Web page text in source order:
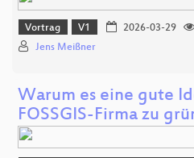
Vortrag V1 2026-03-29
Jens Meißner
Warum es eine gute
FOSSGIS-Firma zu